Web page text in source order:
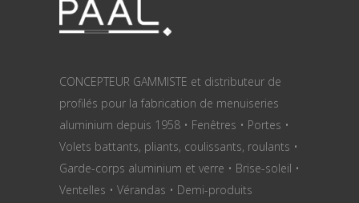
CONCEPTEUR GAMMISTE et distributeur de
profilés pour la fabrication de menuiseries
aluminium depuis 1958 • Fenêtres • Portes •
Volets battants, pliants, coulissants, roulants •
Garde-corps aluminium et verre • Brise-soleil •
Ventelles • Vérandas • Demi-produits